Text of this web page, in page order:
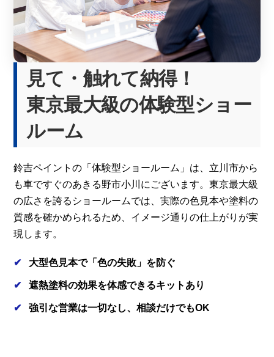
見て・触れて納得！
東京最大級の体験型ショー
ルーム
鈴吉ペイントの「体験型ショールーム」は、立川市から
も車ですぐのあきる野市小川にございます。東京最大級
の広さを誇るショールームでは、実際の色見本や塗料の
質感を確かめられるため、イメージ通りの仕上がりが実
現します。
大型色見本で「色の失敗」を防ぐ
遮熱塗料の効果を体感できるキットあり
強引な営業は一切なし、相談だけでもOK